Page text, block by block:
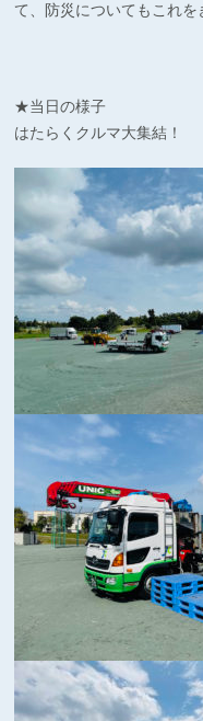
て、防災についてもこれを
★当日の様子
はたらくクルマ大集結！